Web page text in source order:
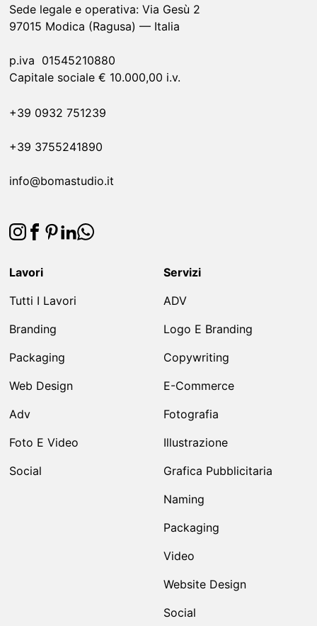
Sede legale e operativa: Via Gesù 2
97015 Modica (Ragusa) — Italia
p.iva 01545210880
Capitale sociale € 10.000,00 i.v.
+39 0932 751239
+39 3755241890
info@bomastudio.it
Lavori
Tutti I Lavori
Branding
Packaging
Web Design
Adv
Foto E Video
Social
Servizi
ADV
Logo E Branding
Copywriting
E-Commerce
Fotografia
Illustrazione
Grafica Pubblicitaria
Naming
Packaging
Video
Website Design
Social